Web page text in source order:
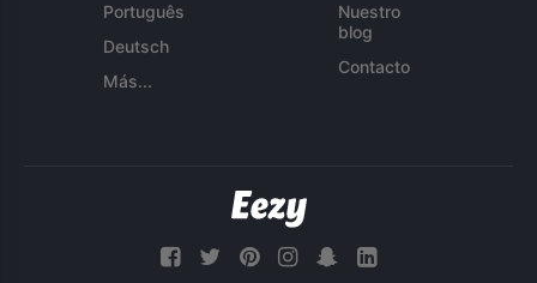
Português
Deutsch
Más...
Nuestro
blog
Contacto